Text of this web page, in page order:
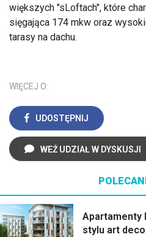
większych "sLoftach", które
sięgająca 174 mkw oraz
tarasy na dachu.
WIĘCEJ O:
UDOSTĘPNIJ
WEŹ UDZIAŁ W DYSKUSJI
Apartamenty
stylu art deco